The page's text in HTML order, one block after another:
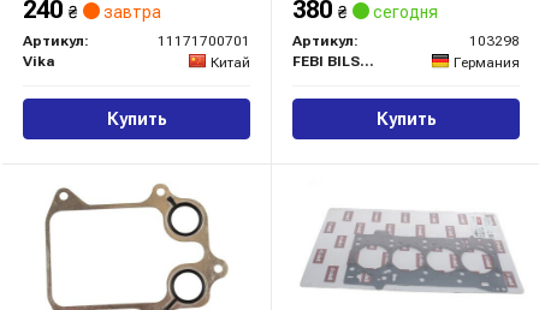
240 ₴ завтра
Артикул:
11171700701
Vika
Китай
Купить
380 ₴ сегодня
Артикул:
103298
FEBI BILSTEIN
Германия
Купить